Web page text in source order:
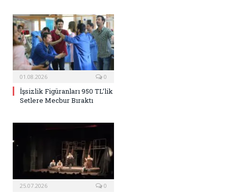
01.08.2026 0
İşsizlik Figüranları 950 TL’lik
Setlere Mecbur Bıraktı
25.07.2026 0